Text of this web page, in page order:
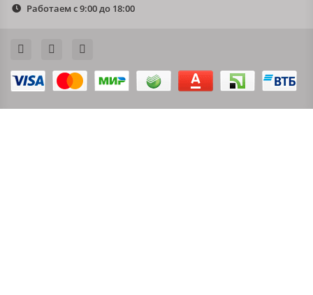
Работаем с 9:00 до 18:00